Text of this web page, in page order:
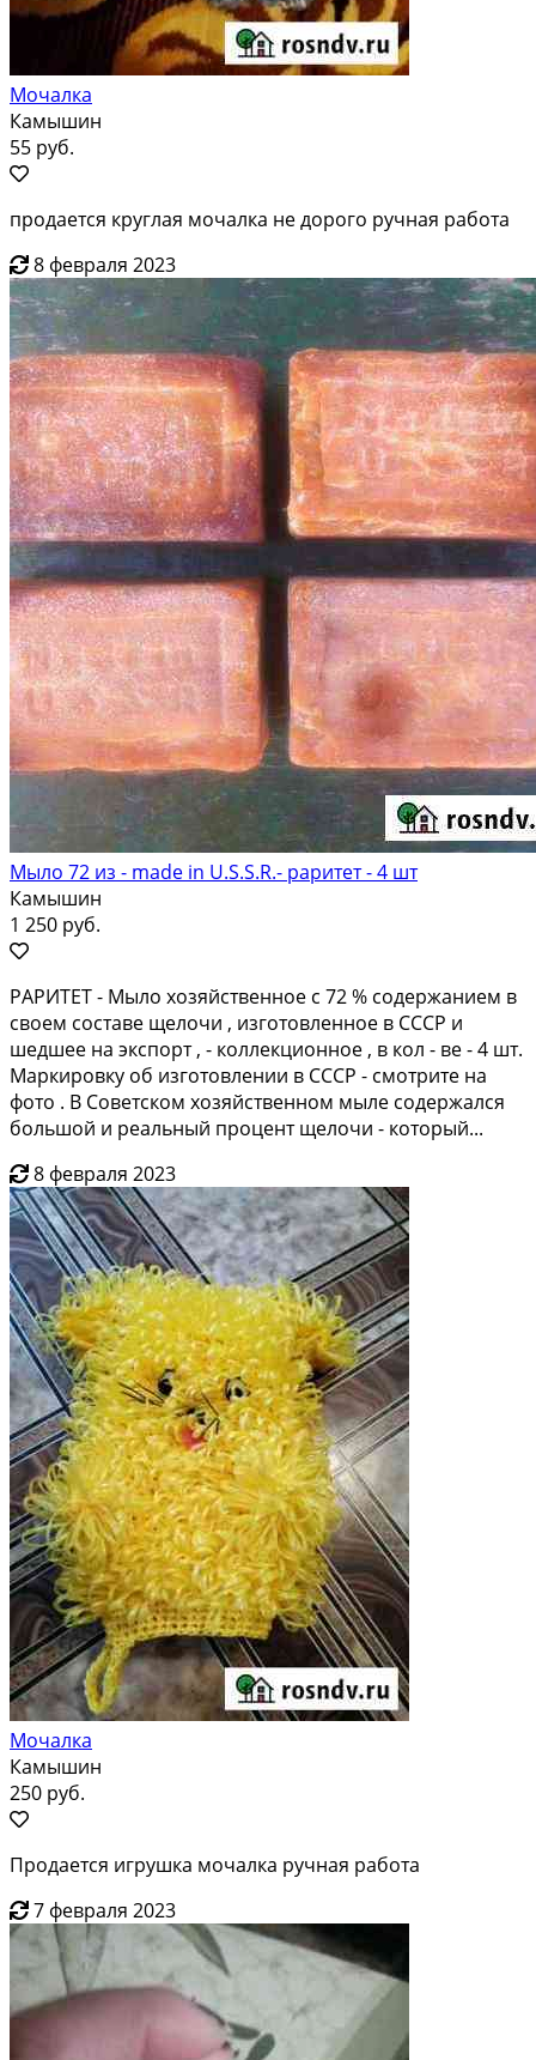
Мочалка
Камышин
55 руб.
продается круглая мочалка не дорого ручная работа
8 февраля 2023
Мыло 72 из - made in U.S.S.R.- раритет - 4 шт
Камышин
1 250 руб.
РАРИТЕТ - Мыло хозяйственное с 72 % содержанием в
своем составе щелочи , изготовленное в СССР и
шедшее на экспорт , - коллекционное , в кол - ве - 4 шт.
Маркировку об изготовлении в СССР - смотрите на
фото . В Советском хозяйственном мыле содержался
большой и реальный процент щелочи - который...
8 февраля 2023
Мочалка
Камышин
250 руб.
Продается игрушка мочалка ручная работа
7 февраля 2023